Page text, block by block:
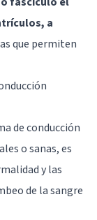
a
que permiten
de conducción
o sanas, es
y las
de la sangre